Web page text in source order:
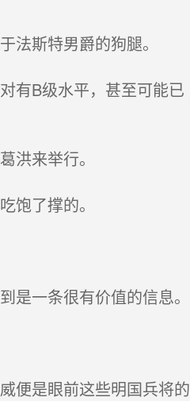
斯特男爵的狗腿。
有B级水平，甚至可能已
洪来举行。
饱了撑的。
一条很有价值的信息。
便是眼前这些明国兵将的